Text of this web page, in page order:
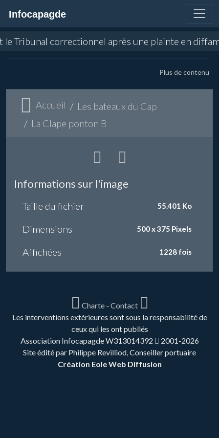
Infocapagde
correctionnel après une plainte en
Plus de contenu
Accueil
Les bateaux du Cap
La Clape ponton B
Informations sur l'image
Taille du fichier 55.401 Ko
Dimensions 500 x 375 Pixels
Affichées 1228 fois
Charte- Contact
Les interventions extérieures sont sous la responsabilité de
ceux qui les ont publiés
Association Infocapagde W313014392
2001-2026
Site édité par Philippe Revilliod, Conseiller portuaire
Création Eole Web Diffusion